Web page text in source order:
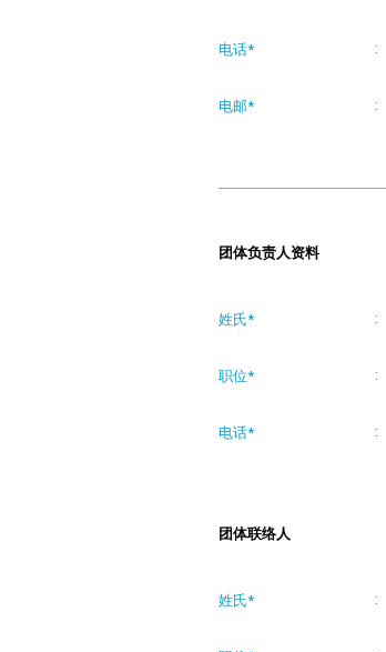
电话*
电邮*
团体负责人资料
姓氏*
职位*
电话*
团体联络人
姓氏*